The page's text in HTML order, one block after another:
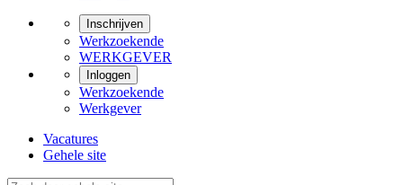
Inschrijven
Werkzoekende
WERKGEVER
Inloggen
Werkzoekende
Werkgever
Vacatures
Gehele site